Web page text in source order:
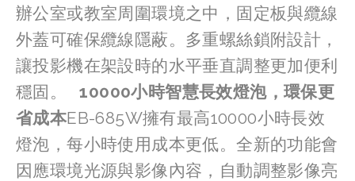
辦公室或教室周圍環境之中，固定板與纜線
外蓋可確保纜線隱蔽。多重螺絲鎖附設計，
讓投影機在架設時的水平垂直調整更加便利
穩固。 10000小時智慧長效燈泡，環保更
省成本EB-685W擁有最高10000小時長效
燈泡，每小時使用成本更低。全新的功能會
因應環境光源與影像內容，自動調整影像亮